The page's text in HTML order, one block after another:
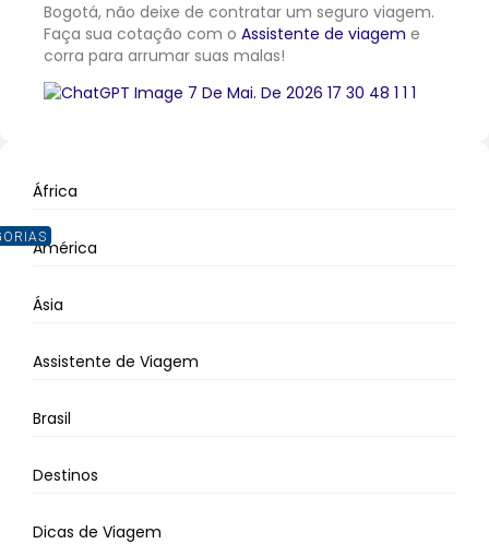
Bogotá, não deixe de contratar um seguro viagem.
Faça sua cotação com o Assistente de viagem e
corra para arrumar suas malas!
África
América
Ásia
Assistente de Viagem
Brasil
Destinos
Dicas de Viagem